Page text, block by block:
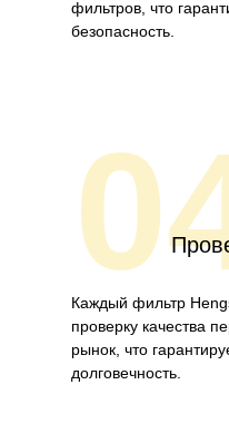
фильтров, что
безопасность.
Каждый фильтр
проверку качества
рынок, что
долговечность.